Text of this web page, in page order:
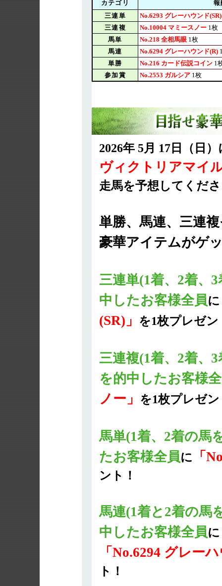
カテゴリ
報
三連単
No.6293 グレーハウンド(SR)
三連複
No.10004 マミースノー 1枚
馬単
No.218 全相馬眼 1枚
馬連
No.6294 グレーハウンド(R)
単勝
No.216 カード伝説コイン 1
参加賞
No.2553 ガルシア 1枚
2026年 5月 17日（日
ヴィクトリアマイ
走馬を予想してくだ
単勝、馬連、三連
豪華アイテムがゲ
三連単(1着、2着、
中したお客様全員に
(SR)」
を1枚プレゼン
三連複(1着、2着、
を的中したお客様
ノー」
を1枚プレゼ
馬単(1着、2着の馬
たお客様全員に 「
ント！
馬連(1着と2着の馬
中したお客様全員に
「No.6294 グレー
ト！